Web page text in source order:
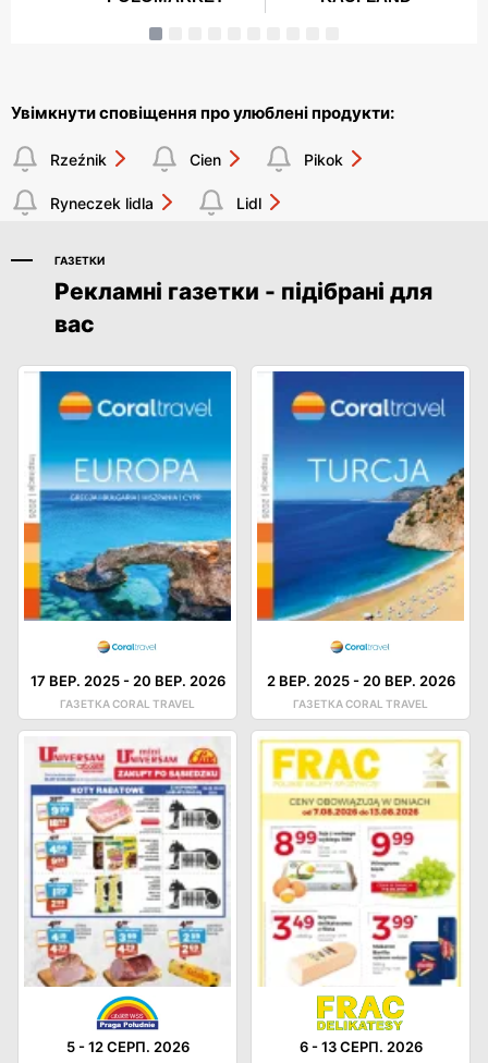
Увімкнути сповіщення про улюблені продукти:
Rzeźnik Cien Pikok
Ryneczek lidla Lidl
ГАЗЕТКИ
Рекламні газетки - підібрані для
вас
17 ВЕР. 2025-20 ВЕР. 2026
ГАЗЕТКА CORAL TRAVEL
2 ВЕР. 2025-20 ВЕР. 2026
ГАЗЕТКА CORAL TRAVEL
5-12 СЕРП. 2026 6-13 СЕРП. 2026